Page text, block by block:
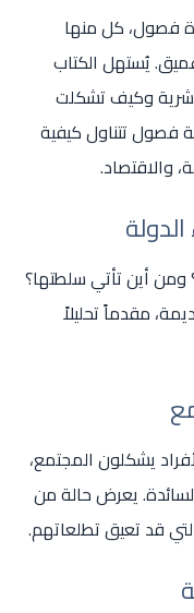
فصول، كل منها
يُستهل الكتاب
وكيف تشكلت
فصول تتناول كيفية
والاقتصاد.
ومن أين تأتي سلطتها؟
مقدماً تحليلاً
يشكلون المجتمع،
يعرض حالة من
التي قد تعيق تطلعاتهم.